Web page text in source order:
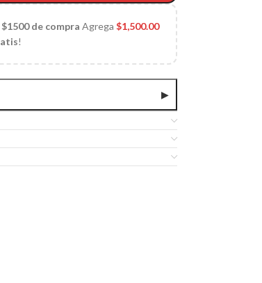
de compra Agrega$1,500.00
!
▶